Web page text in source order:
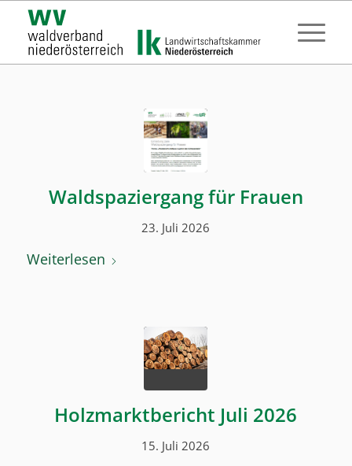
Waldspaziergang für Frauen
23. Juli 2026
Weiterlesen
Holzmarktbericht Juli 2026
15. Juli 2026